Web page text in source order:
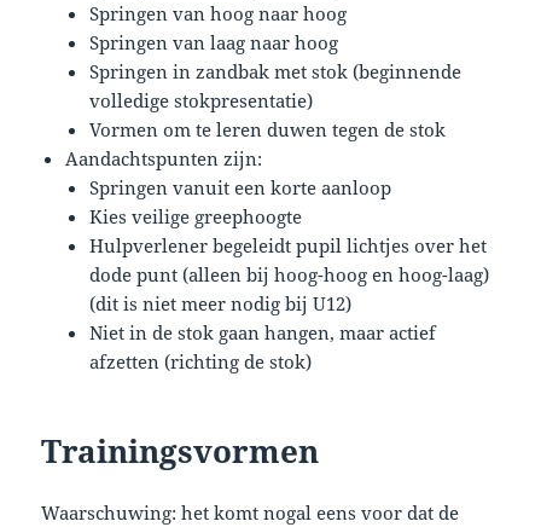
Springen van hoog naar hoog
Springen van laag naar hoog
Springen in zandbak met stok (beginnende
volledige stokpresentatie)
Vormen om te leren duwen tegen de stok
Aandachtspunten zijn:
Springen vanuit een korte aanloop
Kies veilige greephoogte
Hulpverlener begeleidt pupil lichtjes over het
dode punt (alleen bij hoog-hoog en hoog-laag)
(dit is niet meer nodig bij U12)
Niet in de stok gaan hangen, maar actief
afzetten (richting de stok)
Trainingsvormen
Waarschuwing: het komt nogal eens voor dat de